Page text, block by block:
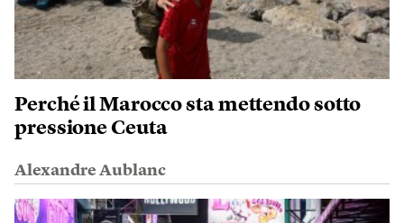
Perché il Marocco sta mettendo sotto
pressione Ceuta
Alexandre Aublanc